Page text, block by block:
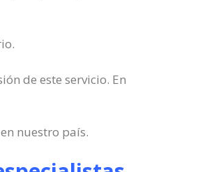
de este servicio. En
nuestro país.